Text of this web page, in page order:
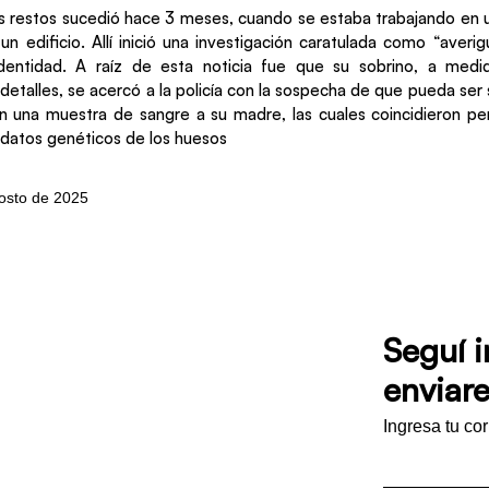
restos sucedió hace 3 meses, cuando se estaba trabajando en
edificio. Allí inició una investigación caratulada como
A raíz de esta noticia fue que su sobrino, a
se acercó a la policía con la sospecha de que pueda ser
una muestra de sangre a su madre, las cuales coincidieron
genéticos de los huesos
de 2025
Seguí
Ingresa tu